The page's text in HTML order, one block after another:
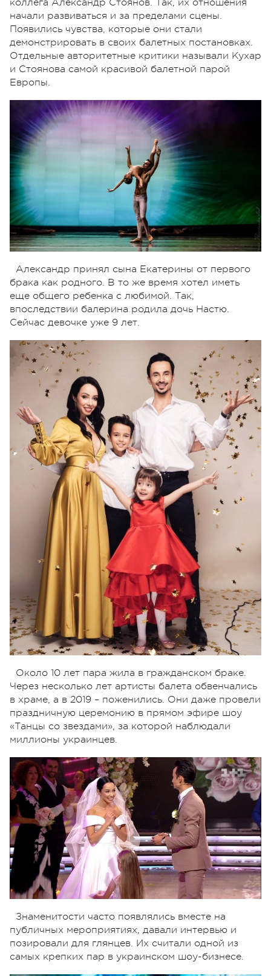
коллега Александр Стоянов. Так, их отношения
начали развиваться и за пределами сцены.
Появились чувства, которые они стали
демонстрировать в своих балетных постановках.
Отдельные авторитетные критики называли Кухар
и Стоянова самой красивой балетной парой
Европы.
Александр принял сына Екатерины от первого
брака как родного. В то же время хотел иметь
еще общего ребенка с любимой. Так,
впоследствии балерина родила дочь Настю.
Сейчас девочке уже 9 лет.
Около 10 лет пара жила в гражданском браке.
Через несколько лет артисты балета обвенчались
в храме, а в 2019 – поженились. Они даже провели
праздничную церемонию в прямом эфире шоу
«Танцы со звездами», за которой наблюдали
миллионы украинцев.
Знаменитости часто появлялись вместе на
публичных мероприятиях, давали интервью и
позировали для глянцев. Их считали одной из
самых крепких пар в украинском шоу-бизнесе.